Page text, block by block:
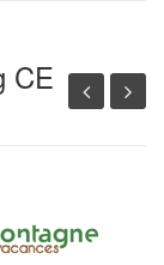
CE